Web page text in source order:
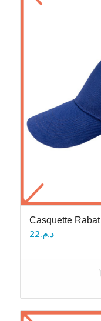
Casquette Rabat
د.م.22